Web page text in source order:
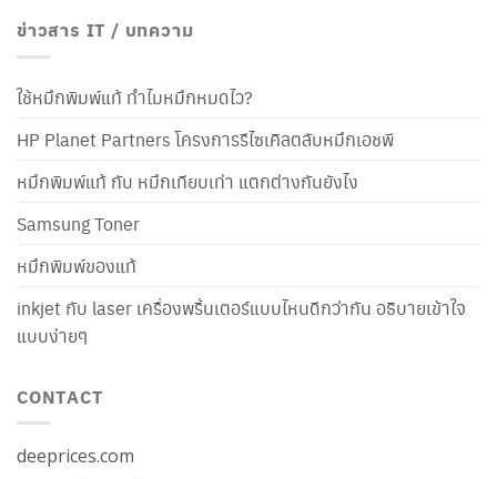
ข่าวสาร IT / บทความ
ใช้หมึกพิมพ์แท้ ทำไมหมึกหมดไว?
HP Planet Partners โครงการรีไซเคิลตลับหมึกเอชพี
หมึกพิมพ์แท้ กับ หมึกเทียบเท่า แตกต่างกันยังไง
Samsung Toner
หมึกพิมพ์ของแท้
inkjet กับ laser เครื่องพริ้นเตอร์แบบไหนดีกว่ากัน อธิบายเข้าใจ
แบบง่ายๆ
CONTACT
deeprices.com